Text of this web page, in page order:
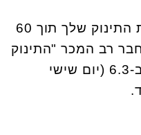
רוצה ללמוד איך להרגיע את התינוק שלך תוך 60
רב המכר "התינוק
הכי מאושר בשכונה" מגיע ב-6.3 (יום שישי